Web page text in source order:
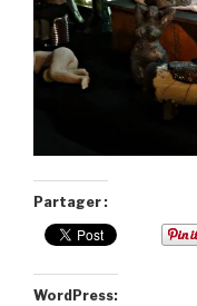
Partager :
WordPress: